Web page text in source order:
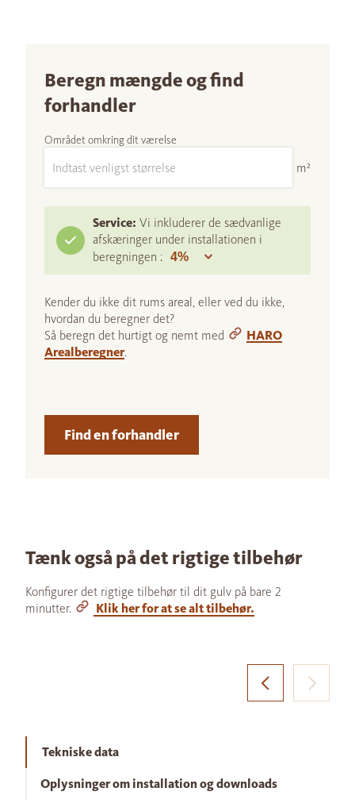
Beregn mængde og find
forhandler
Området omkring dit værelse
m²
Service: Vi inkluderer de sædvanlige
afskæringer under installationen i
beregningen :
Kender du ikke dit rums areal, eller ved du ikke,
hvordan du beregner det?
Så beregn det hurtigt og nemt med
HARO
Arealberegner.
Find en forhandler
Tænk også på det rigtige tilbehør
Konfigurer det rigtige tilbehør til dit gulv på bare 2
minutter.
Klik her for at se alt tilbehør.
Tekniske data
Oplysninger om installation og downloads